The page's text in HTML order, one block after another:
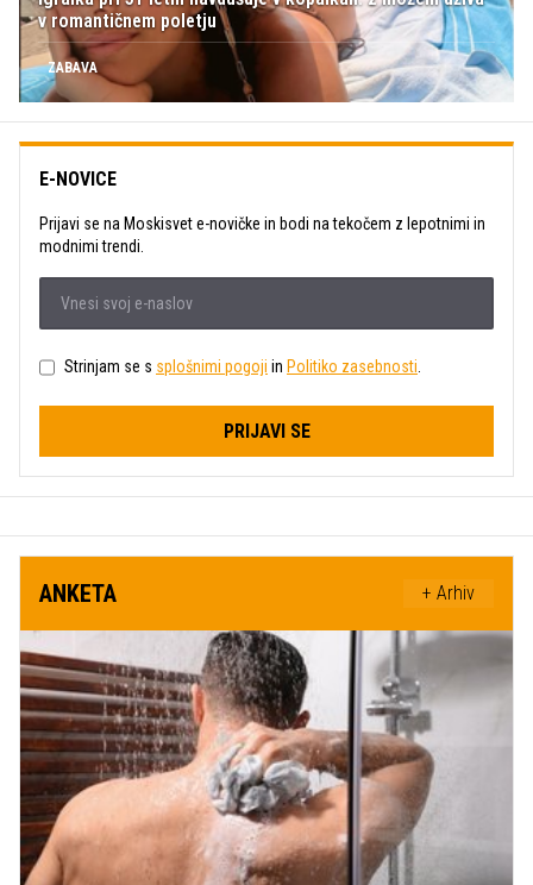
v romantičnem poletju
ZABAVA
E-NOVICE
Prijavi se na Moskisvet e-novičke in bodi na tekočem z lepotnimi in
modnimi trendi.
Strinjam se s splošnimi pogoji in Politiko zasebnosti.
PRIJAVI SE
ANKETA + Arhiv